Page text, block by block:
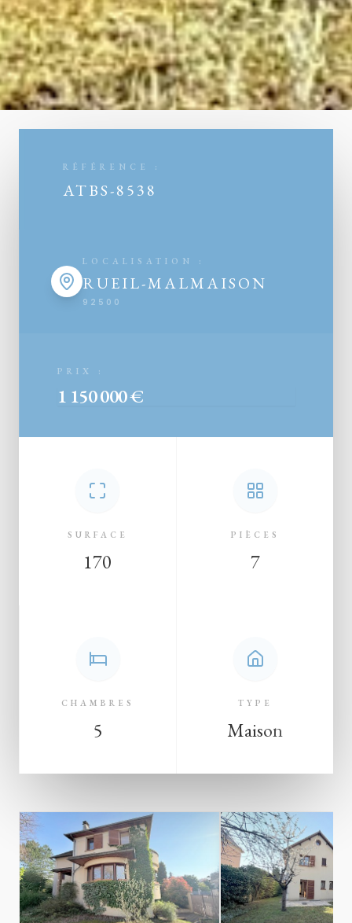
RÉFÉRENCE :
ATBS-8538
LOCALISATION :
RUEIL-MALMAISON
92500
PRIX :
1 150 000 €
SURFACE
170
PIÈCES
7
CHAMBRES
5
TYPE
Maison